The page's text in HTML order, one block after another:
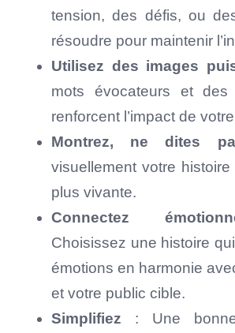
tension, des défis, ou
résoudre pour maintenir
Utilisez des images
mots évocateurs et des
renforcent l’impact de
Montrez, ne dites
visuellement votre
plus vivante.
Connectez
Choisissez une histoire
émotions en harmonie
et votre public cible.
Simplifiez : Une